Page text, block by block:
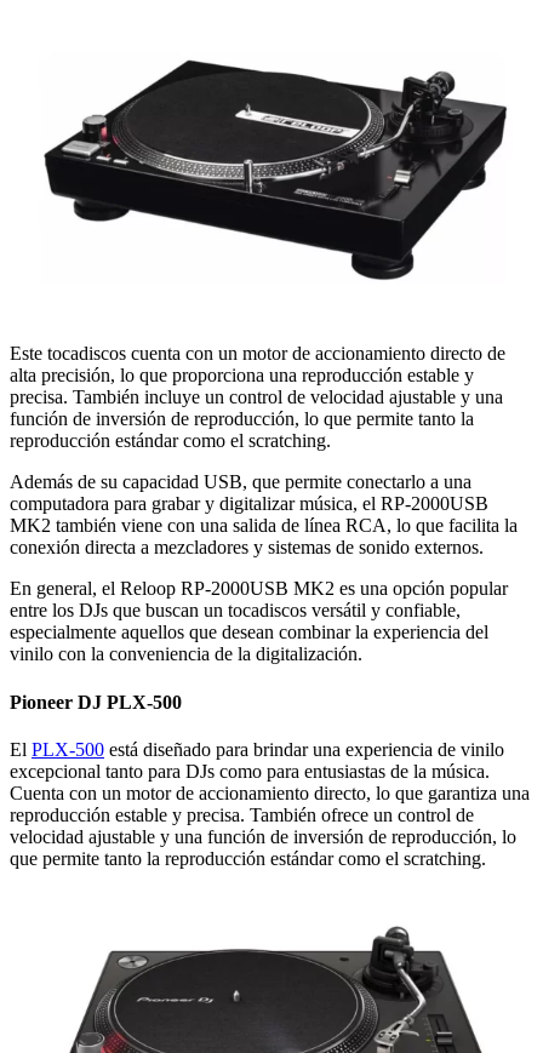
Este tocadiscos cuenta con un motor de accionamiento directo de
alta precisión, lo que proporciona una reproducción estable y
precisa. También incluye un control de velocidad ajustable y una
función de inversión de reproducción, lo que permite tanto la
reproducción estándar como el scratching.
Además de su capacidad USB, que permite conectarlo a una
computadora para grabar y digitalizar música, el RP-2000USB
MK2 también viene con una salida de línea RCA, lo que facilita la
conexión directa a mezcladores y sistemas de sonido externos.
En general, el Reloop RP-2000USB MK2 es una opción popular
entre los DJs que buscan un tocadiscos versátil y confiable,
especialmente aquellos que desean combinar la experiencia del
vinilo con la conveniencia de la digitalización.
Pioneer DJ PLX-500
El PLX-500 está diseñado para brindar una experiencia de vinilo
excepcional tanto para DJs como para entusiastas de la música.
Cuenta con un motor de accionamiento directo, lo que garantiza una
reproducción estable y precisa. También ofrece un control de
velocidad ajustable y una función de inversión de reproducción, lo
que permite tanto la reproducción estándar como el scratching.